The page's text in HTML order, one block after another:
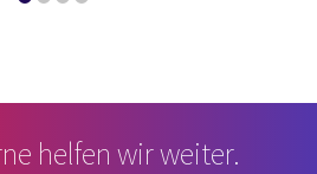
helfen wir weiter.